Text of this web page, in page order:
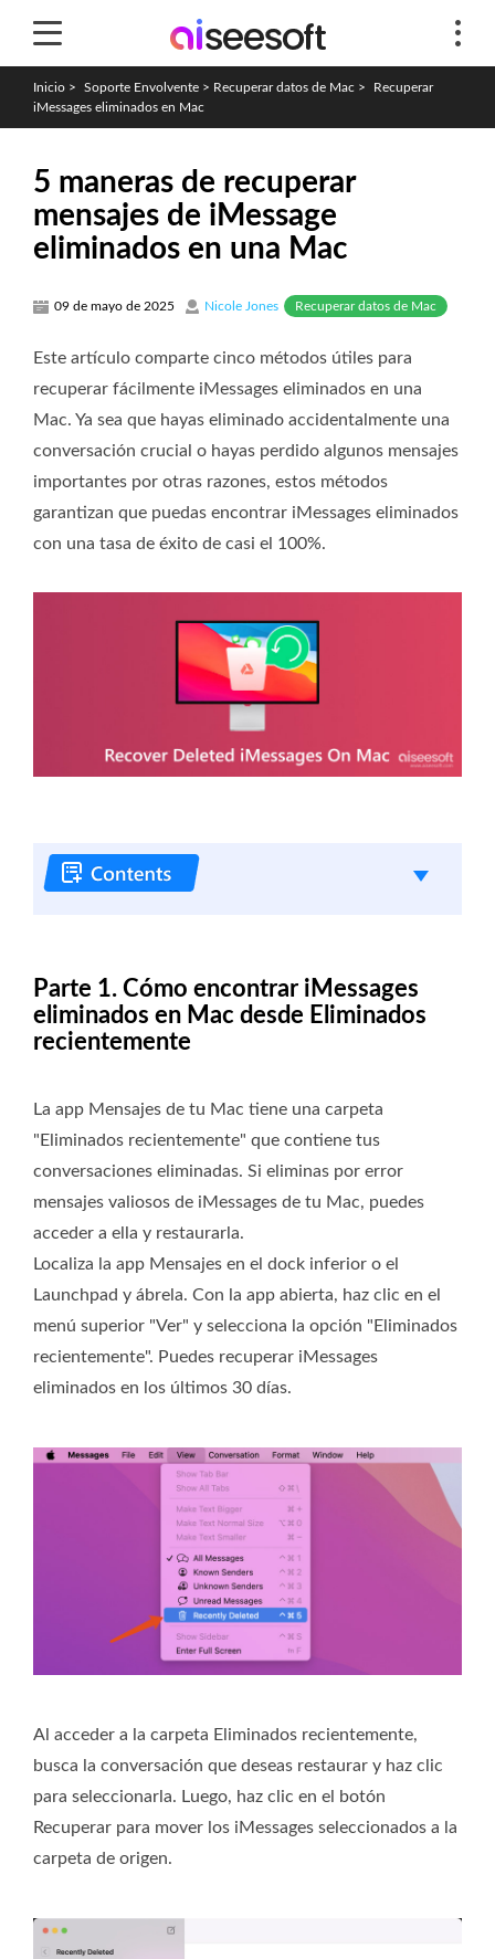
Inicio > Soporte Envolvente > Recuperar datos de Mac >
Recuperar
iMessages eliminados en Mac
5 maneras de recuperar
mensajes de iMessage
eliminados en una Mac
09 de mayo de 2025 Nicole Jones Recuperar datos de Mac
Este artículo comparte cinco métodos útiles para
recuperar fácilmente iMessages eliminados en una
Mac. Ya sea que hayas eliminado accidentalmente una
conversación crucial o hayas perdido algunos mensajes
importantes por otras razones, estos métodos
garantizan que puedas encontrar iMessages eliminados
con una tasa de éxito de casi el 100%.
Parte 1. Cómo encontrar iMessages
eliminados en Mac desde Eliminados
recientemente
La app Mensajes de tu Mac tiene una carpeta
"Eliminados recientemente" que contiene tus
conversaciones eliminadas. Si eliminas por error
mensajes valiosos de iMessages de tu Mac, puedes
acceder a ella y restaurarla.
Localiza la app Mensajes en el dock inferior o el
Launchpad y ábrela. Con la app abierta, haz clic en el
menú superior "Ver" y selecciona la opción "Eliminados
recientemente". Puedes recuperar iMessages
eliminados en los últimos 30 días.
Al acceder a la carpeta Eliminados recientemente,
busca la conversación que deseas restaurar y haz clic
para seleccionarla. Luego, haz clic en el botón
Recuperar para mover los iMessages seleccionados a la
carpeta de origen.